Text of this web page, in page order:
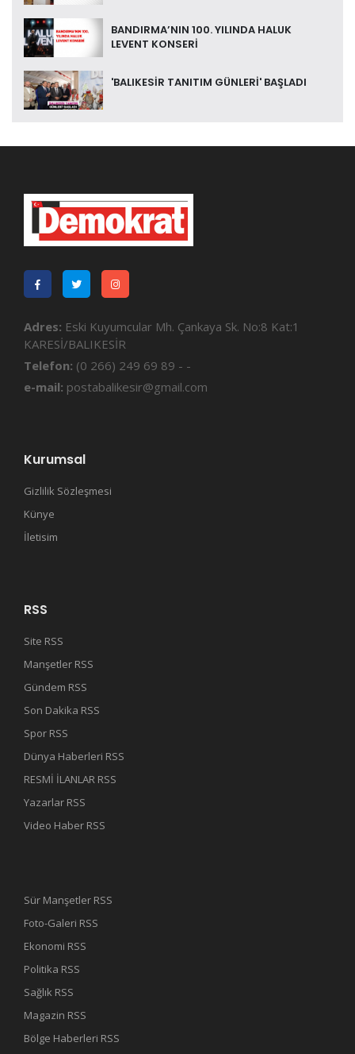
BANDIRMA’NIN 100. YILINDA HALUK
LEVENT KONSERİ
'BALIKESİR TANITIM GÜNLERİ' BAŞLADI
Adres: Eski Kuyumcular Mh. Çankaya Sk. No:8 Kat:1
KARESİ/BALIKESİR
Telefon: (0 266) 249 69 89 - -
e-mail: postabalikesir@gmail.com
Kurumsal
Gizlilik Sözleşmesi
Künye
İletisim
RSS
Site RSS
Manşetler RSS
Gündem RSS
Son Dakika RSS
Spor RSS
Dünya Haberleri RSS
RESMİ İLANLAR RSS
Yazarlar RSS
Video Haber RSS
Sür Manşetler RSS
Foto-Galeri RSS
Ekonomi RSS
Politika RSS
Sağlık RSS
Magazin RSS
Bölge Haberleri RSS